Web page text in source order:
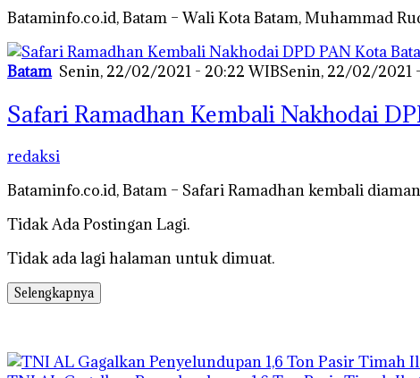
Bataminfo.co.id, Batam – Wali Kota Batam, Muhammad
Batam Senin, 22/02/2021 - 20:22 WIBSenin, 22/02/2021
Safari Ramadhan Kembali Nakhodai
redaksi
Bataminfo.co.id, Batam – Safari Ramadhan kembali
Tidak Ada Postingan Lagi.
Tidak ada lagi halaman untuk dimuat.
Selengkapnya